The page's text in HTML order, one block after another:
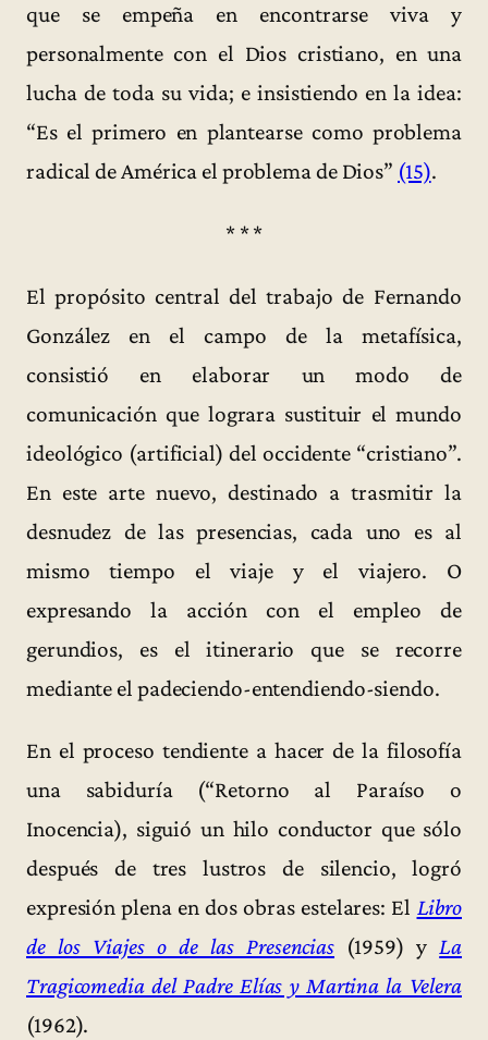
que se empeña en encontrarse viva y
personalmente con el Dios cristiano, en una
lucha de toda su vida; e insistiendo en la idea:
“Es el primero en plantearse como problema
radical de América el problema de Dios” (15).
* * *
El propósito central del trabajo de Fernando
González en el campo de la metafísica,
consistió en elaborar un modo de
comunicación que lograra sustituir el mundo
ideológico (artificial) del occidente “cristiano”.
En este arte nuevo, destinado a trasmitir la
desnudez de las presencias, cada uno es al
mismo tiempo el viaje y el viajero. O
expresando la acción con el empleo de
gerundios, es el itinerario que se recorre
mediante el padeciendo-entendiendo-siendo.
En el proceso tendiente a hacer de la filosofía
una sabiduría (“Retorno al Paraíso o
Inocencia), siguió un hilo conductor que sólo
después de tres lustros de silencio, logró
expresión plena en dos obras estelares: El Libro
de los Viajes o de las Presencias (1959) yLa
Tragicomedia del Padre Elías y Martina la Velera
(1962).